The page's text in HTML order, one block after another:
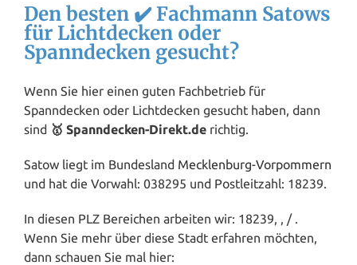
Den besten ✔️ Fachmann Satows
für Lichtdecken oder
Spanndecken gesucht?
Wenn Sie hier einen guten Fachbetrieb für
Spanndecken oder Lichtdecken gesucht haben, dann
sind 🥇 Spanndecken-Direkt.de richtig.
Satow liegt im Bundesland Mecklenburg-Vorpommern
und hat die Vorwahl: 038295 und Postleitzahl: 18239.
In diesen PLZ Bereichen arbeiten wir: 18239, , / .
Wenn Sie mehr über diese Stadt erfahren möchten,
dann schauen Sie mal hier: